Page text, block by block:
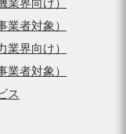
界向け）
者対象）
界向け）
者対象）
ス